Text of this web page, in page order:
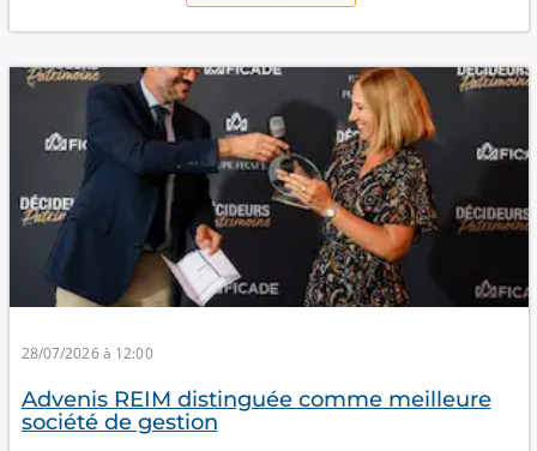
28/07/2026 à 12:00
Advenis REIM distinguée comme meilleure
société de gestion